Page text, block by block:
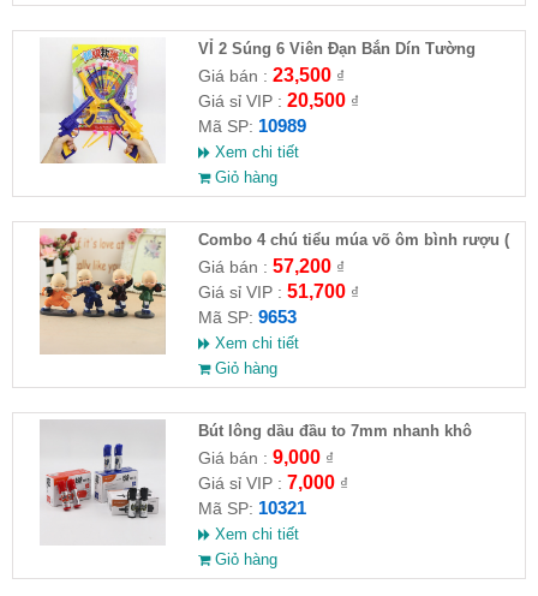
VỈ 2 Súng 6 Viên Đạn Bắn Dín Tường
Giá bán : 23,500₫
Giá sỉ VIP : 20,500₫
Mã SP: 10989
Xem chi tiết
Giỏ hàng
Combo 4 chú tiểu múa võ ôm bình rượu (
HĐ )
Giá bán : 57,200₫
Giá sỉ VIP : 51,700₫
Mã SP: 9653
Xem chi tiết
Giỏ hàng
Bút lông dầu đầu to 7mm nhanh khô
Giá bán : 9,000₫
Giá sỉ VIP : 7,000₫
Mã SP: 10321
Xem chi tiết
Giỏ hàng